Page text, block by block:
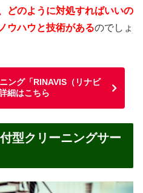
どのように対処すればいいの
ウハウと技術があるのでしょ
ング「RINAVIS（リナビ
細はこちら
型クリーニングサー